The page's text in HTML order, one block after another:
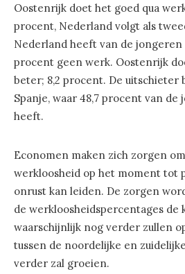
Oostenrijk doet het goed qua
procent, Nederland volgt als
Nederland heeft van de jongeren
procent geen werk. Oostenrijk
beter; 8,2 procent. De uitschieter
Spanje, waar 48,7 procent van
heeft.
Economen maken zich zorgen
werkloosheid op het moment tot
onrust kan leiden. De zorgen
de werkloosheidspercentages de
waarschijnlijk nog verder zullen
tussen de noordelijke en
verder zal groeien.